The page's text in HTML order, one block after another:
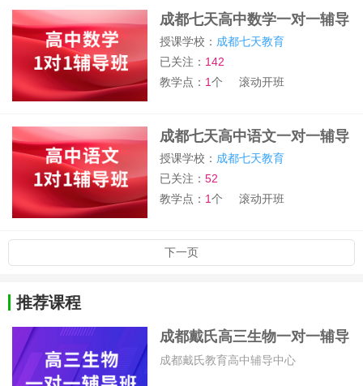
成都七天高中数学一对一辅导
班
授课学校： 成都七天教育
已关注： 142
教学点： 1个 滚动开班
成都七天高中语文一对一辅导
班
授课学校： 成都七天教育
已关注：52
教学点： 1个 滚动开班
下一页
推荐课程
成都戴氏高三生物一对一辅导
班
成都戴氏教育高中辅导中心